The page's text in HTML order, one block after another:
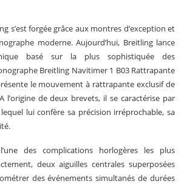
s’est forgée grâce aux montres d’exception et
moderne. Aujourd’hui, Breitling lance
basé sur la plus sophistiquée des
Breitling Navitimer 1 B03 Rattrapante
le mouvement à rattrapante exclusif de
l’origine de deux brevets, il se caractérise par
lui confère sa précision irréprochable, sa
des complications horlogères les plus
deux aiguilles centrales superposées
des événements simultanés de durées